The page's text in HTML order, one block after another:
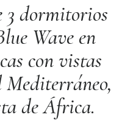
3 dormitorios
Wave en
con vistas
Mediterráneo,
de África.